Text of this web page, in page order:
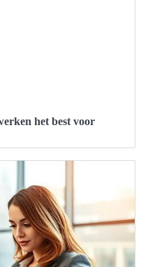
het best voor